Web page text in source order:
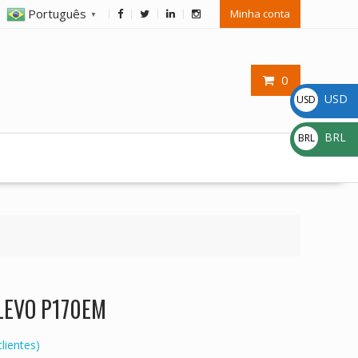
Português ▼ Minha conta
0
P170EM
USD
$
USD
BRL
R$
BRL